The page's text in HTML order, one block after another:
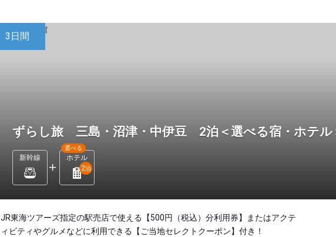
3日間
ずらし旅 三島・沼津・中伊豆 2泊＜選べる宿・ホテル
新幹線 ホテル
選べる
2泊
JR東海ツアーズ指定の駅売店で使える【500円（税込）分利用券】またはアクテ
ィビティやグルメなどに利用できる【ご当地セレクトクーポン】付き！